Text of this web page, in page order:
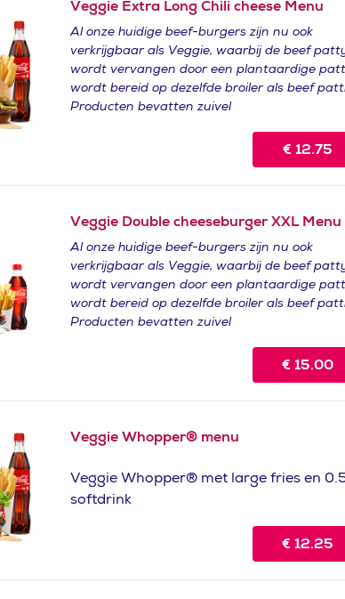
Veggie Extra Long Chili cheese Menu
Al onze huidige beef-burgers zijn nu ook
verkrijgbaar als Veggie, waarbij de beef
wordt vervangen door een plantaardige
wordt bereid op dezelfde broiler als beef
Producten bevatten zuivel
€12.75
Veggie Double cheeseburger XXL Menu
Al onze huidige beef-burgers zijn nu ook
verkrijgbaar als Veggie, waarbij de beef
wordt vervangen door een plantaardige
wordt bereid op dezelfde broiler als beef
Producten bevatten zuivel
€15.00
Veggie Whopper® menu
Veggie Whopper® met large fries en
softdrink
€12.25